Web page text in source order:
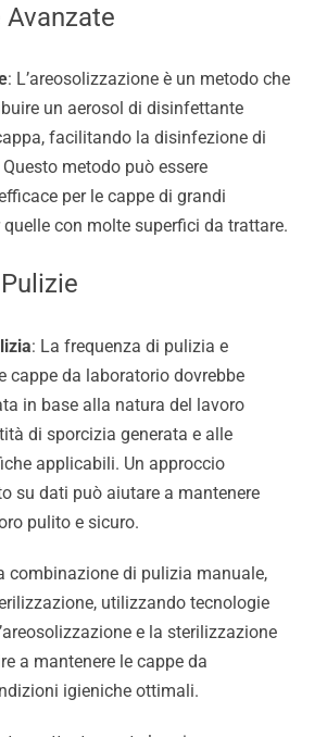
: L’areosolizzazione è un metodo che
un aerosol di disinfettante
facilitando la disinfezione di
metodo può essere
per le cappe di grandi
con molte superfici da trattare.
: La frequenza di pulizia e
cappe da laboratorio dovrebbe
in base alla natura del lavoro
di sporcizia generata e alle
applicabili. Un approccio
su dati può aiutare a mantenere
pulito e sicuro.
combinazione di pulizia manuale,
utilizzando tecnologie
e la sterilizzazione
a mantenere le cappe da
igieniche ottimali.